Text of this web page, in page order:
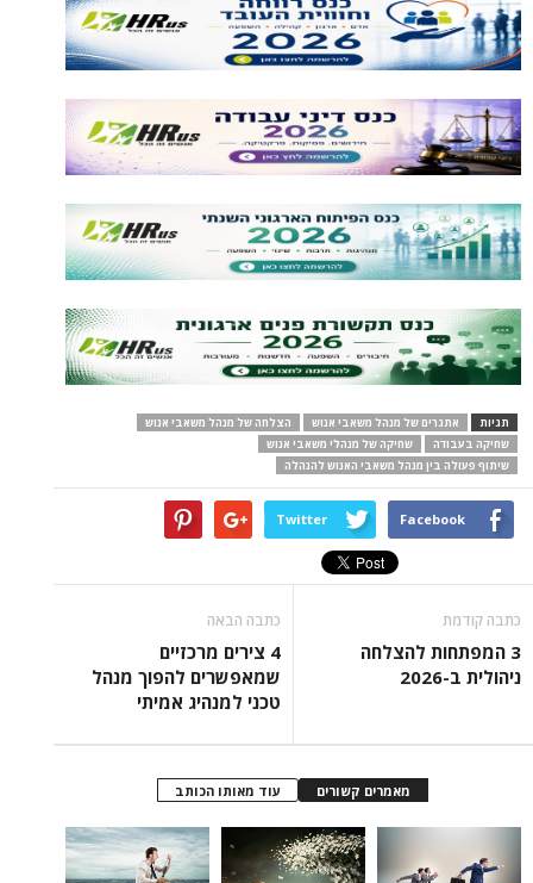
תגיות אתגרים של מנהל משאבי אנוש
הצלחה של מנהל משאבי אנוש
שחיקה בעבודה
שחיקה של מנהלי משאבי אנוש
שיתוף פעולה בין מנהל משאבי האנוש להנהלה
Facebook
Twitter
כתבה קודמת
3 המפתחות להצלחה
ניהולית ב-2026
כתבה הבאה
4 צירים מרכזיים
שמאפשרים להפוך מנהל
טכני למנהיג אמיתי
מאמרים קשורים עוד מאותו הכותב